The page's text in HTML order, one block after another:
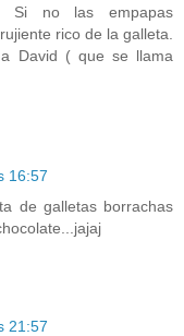
Si no las empapas
rico de la galleta.
David ( que se llama
16:57
de galletas borrachas
21:57